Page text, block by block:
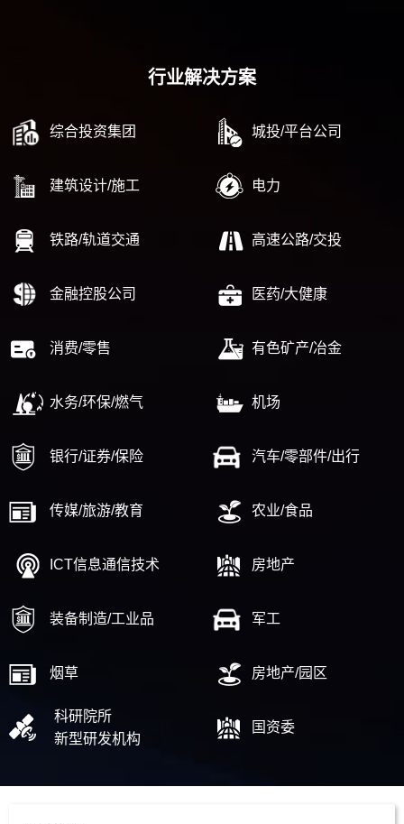
行业解决方案
综合投资集团 城投/平台公司
建筑设计/施工 电力
铁路/轨道交通 高速公路/交投
金融控股公司 医药/大健康
消费/零售 有色矿产/冶金
水务/环保/燃气 机场
银行/证券/保险 汽车/零部件/出行
传媒/旅游/教育 农业/食品
ICT信息通信技术 房地产
装备制造/工业品 军工
烟草 房地产/园区
科研院所
新型研发机构
国资委